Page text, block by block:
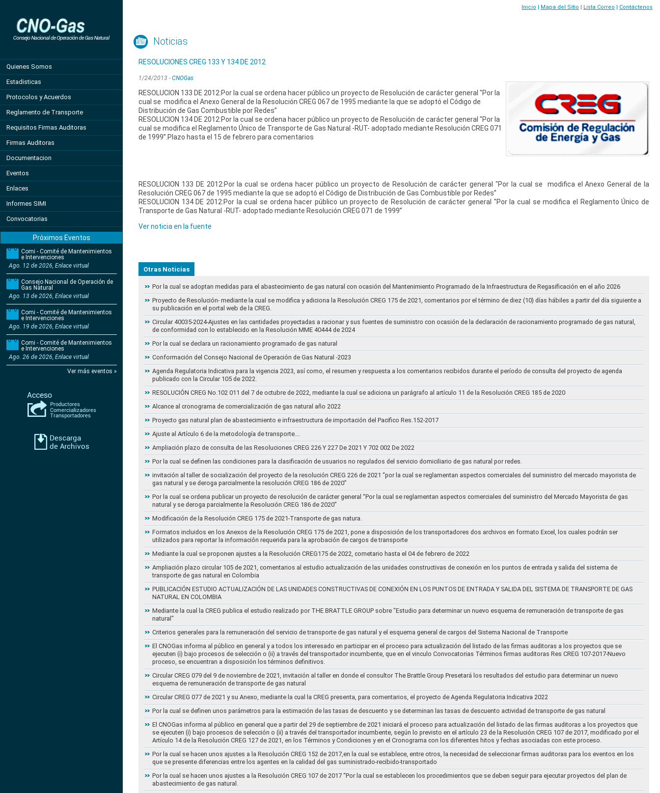
Quienes Somos
Estadisticas
Protocolos y Acuerdos
Reglamento de Transporte
Requisitos Firmas Auditoras
Firmas Auditoras
Documentacion
Eventos
Enlaces
Informes SIMI
Convocatorias
Próximos Eventos
Comi - Comité de Mantenimientos
e Intervenciones
Ago. 12 de 2026, Enlace virtual
Consejo Nacional de Operación de
Gas Natural
Ago. 13 de 2026, Enlace virtual
Comi - Comité de Mantenimientos
e Intervenciones
Ago. 19 de 2026, Enlace virtual
Comi - Comité de Mantenimientos
e Intervenciones
Ago. 26 de 2026, Enlace virtual
Ver más eventos »
Inicio | Mapa del Sitio | Lista Correo | Contáctenos
Noticias
RESOLUCIONES CREG 133 Y 134 DE 2012
1/24/2013 - CNOGas
RESOLUCION 133 DE 2012:Por la cual se ordena hacer público un proyecto de Resolución de carácter general "Por la
cual se modifica el Anexo General de la Resolución CREG 067 de 1995 mediante la que se adoptó el Código de
Distribución de Gas Combustible por Redes”
RESOLUCION 134 DE 2012:Por la cual se ordena hacer público un proyecto de Resolución de carácter general "Por la
cual se modifica el Reglamento Único de Transporte de Gas Natural -RUT- adoptado mediante Resolución CREG 071
de 1999”.Plazo hasta el 15 de febrero para comentarios
RESOLUCION 133 DE 2012:Por la cual se ordena hacer público un proyecto de Resolución de carácter general "Por la cual se modifica el Anexo General de la
Resolución CREG 067 de 1995 mediante la que se adoptó el Código de Distribución de Gas Combustible por Redes”
RESOLUCION 134 DE 2012:Por la cual se ordena hacer público un proyecto de Resolución de carácter general "Por la cual se modifica el Reglamento Único de
Transporte de Gas Natural -RUT- adoptado mediante Resolución CREG 071 de 1999”
Ver noticia en la fuente
Otras Noticias
Por la cual se adoptan medidas para el abastecimiento de gas natural con ocasión del Mantenimiento Programado de la Infraestructura de Regasificación en el año 2026
Proyecto de Resolución- mediante la cual se modifica y adiciona la Resolución CREG 175 de 2021, comentarios por el término de diez (10) días hábiles a partir del día siguiente a
su publicación en el portal web de la CREG.
Circular 40035-2024-Ajustes en las cantidades proyectadas a racionar y sus fuentes de suministro con ocasión de la declaración de racionamiento programado de gas natural,
de conformidad con lo establecido en la Resolución MME 40444 de 2024
Por la cual se declara un racionamiento programado de gas natural
Conformación del Consejo Nacional de Operación de Gas Natural -2023
Agenda Regulatoria Indicativa para la vigencia 2023, así como, el resumen y respuesta a los comentarios recibidos durante el período de consulta del proyecto de agenda
publicado con la Circular 105 de 2022.
RESOLUCIÓN CREG No.102 011 del 7 de octubre de 2022, mediante la cual se adiciona un parágrafo al artículo 11 de la Resolución CREG 185 de 2020
Alcance al cronograma de comercialización de gas natural año 2022
Proyecto gas natural plan de abastecimiento e infraestructura de importación del Pacifico Res.152-2017
Ajuste al Artículo 6 de la metodología de transporte….
Ampliación plazo de consulta de las Resoluciones CREG 226 Y 227 De 2021 Y 702 002 De 2022
Por la cual se definen las condiciones para la clasificación de usuarios no regulados del servicio domiciliario de gas natural por redes.
invitación al taller de socialización del proyecto de la resolución CREG 226 de 2021 “por la cual se reglamentan aspectos comerciales del suministro del mercado mayorista de
gas natural y se deroga parcialmente la resolución CREG 186 de 2020”
Por la cual se ordena publicar un proyecto de resolución de carácter general “Por la cual se reglamentan aspectos comerciales del suministro del Mercado Mayorista de gas
natural y se deroga parcialmente la Resolución CREG 186 de 2020”
Modificación de la Resolución CREG 175 de 2021-Transporte de gas natura.
Formatos incluidos en los Anexos de la Resolución CREG 175 de 2021, pone a disposición de los transportadores dos archivos en formato Excel, los cuales podrán ser
utilizados para reportar la información requerida para la aprobación de cargos de transporte
Mediante la cual se proponen ajustes a la Resolución CREG175 de 2022, cometario hasta el 04 de febrero de 2022
Ampliación plazo circular 105 de 2021, comentarios al estudio actualización de las unidades constructivas de conexión en los puntos de entrada y salida del sistema de
transporte de gas natural en Colombia
PUBLICACIÓN ESTUDIO ACTUALIZACIÓN DE LAS UNIDADES CONSTRUCTIVAS DE CONEXIÓN EN LOS PUNTOS DE ENTRADA Y SALIDA DEL SISTEMA DE TRANSPORTE DE GAS
NATURAL EN COLOMBIA
Mediante la cual la CREG publica el estudio realizado por THE BRATTLE GROUP sobre "Estudio para determinar un nuevo esquema de remuneración de transporte de gas
natural"
Criterios generales para la remuneración del servicio de transporte de gas natural y el esquema general de cargos del Sistema Nacional de Transporte
El CNOGas informa al público en general y a todos los interesado en participar en el proceso para actualización del listado de las firmas auditoras a los proyectos que se
ejecuten (i) bajo procesos de selección o (ii) a través del transportador incumbente, que en el vinculo Convocatorias Términos firmas auditoras Res CREG 107-2017-Nuevo
proceso, se encuentran a disposición los términos definitivos.
Circular CREG 079 del 9 de noviembre de 2021, invitación al taller en donde el consultor The Brattle Group Presetará los resultados del estudio para determinar un nuevo
esquema de remuneración de transporte de gas natural
Circular CREG 077 de 2021 y su Anexo, mediante la cual la CREG presenta, para comentarios, el proyecto de Agenda Regulatoria Indicativa 2022
Por la cual se definen unos parámetros para la estimación de las tasas de descuento y se determinan las tasas de descuento actividad de transporte de gas natural
El CNOGas informa al público en general que a partir del 29 de septiembre de 2021 iniciará el proceso para actualización del listado de las firmas auditoras a los proyectos que
se ejecuten (i) bajo procesos de selección o (ii) a través del transportador incumbente, según lo previsto en el artículo 23 de la Resolución CREG 107 de 2017, modificado por el
Artículo 14 de la Resolución CREG 127 de 2021, en los Términos y Condiciones y en el Cronograma con los diferentes hitos y fechas asociadas con este proceso.
Por la cual se hacen unos ajustes a la Resolución CREG 152 de 2017,en la cual se establece, entre otros, la necesidad de seleccionar firmas auditoras para los eventos en los
que se presente diferencias entre los agentes en la calidad del gas suministrado-recibido-transportado
Por la cual se hacen unos ajustes a la Resolución CREG 107 de 2017 “Por la cual se establecen los procedimientos que se deben seguir para ejecutar proyectos del plan de
abastecimiento de gas natural.